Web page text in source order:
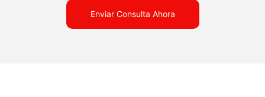
Enviar Consulta Ahora